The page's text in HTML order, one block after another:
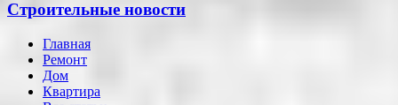
Строительные новости
Главная
Ремонт
Дом
Квартира